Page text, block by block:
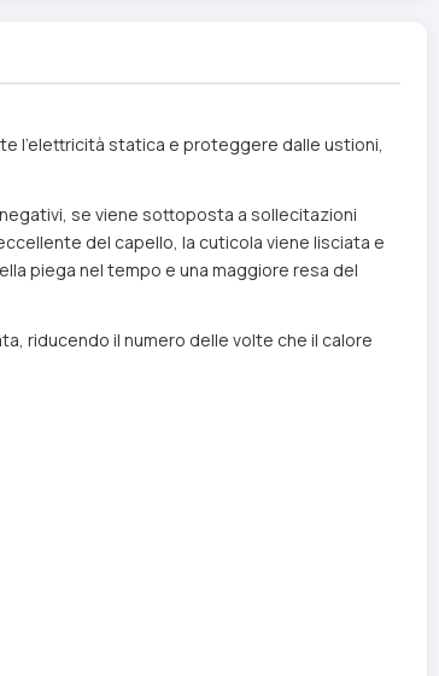
l’elettricità statica e proteggere dalle ustioni,
se viene sottoposta a sollecitazioni
del capello, la cuticola viene lisciata e
piega nel tempo e una maggiore resa del
riducendo il numero delle volte che il calore